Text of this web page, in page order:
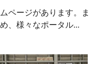
ページがあります。ま
、様々なポータル...